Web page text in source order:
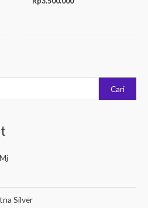
Cari
Silver